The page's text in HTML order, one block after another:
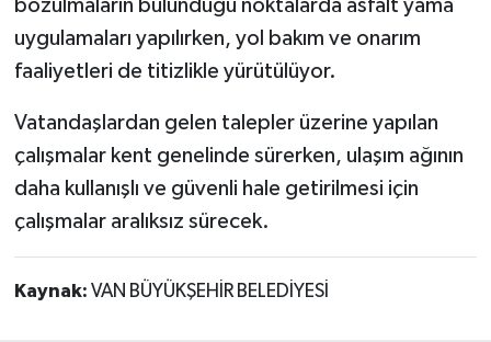
bozulmaların bulunduğu noktalarda asfalt yama
uygulamaları yapılırken, yol bakım ve onarım
faaliyetleri de titizlikle yürütülüyor.
Vatandaşlardan gelen talepler üzerine yapılan
çalışmalar kent genelinde sürerken, ulaşım ağının
daha kullanışlı ve güvenli hale getirilmesi için
çalışmalar aralıksız sürecek.
Kaynak: VAN BÜYÜKŞEHİR BELEDİYESİ